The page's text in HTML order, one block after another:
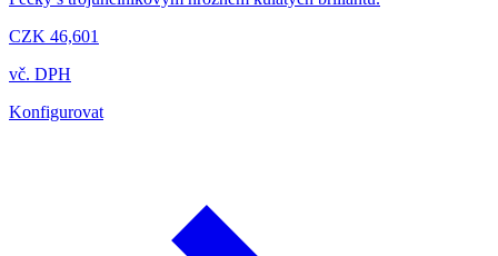
CZK 46,601
vč. DPH
Konfigurovat